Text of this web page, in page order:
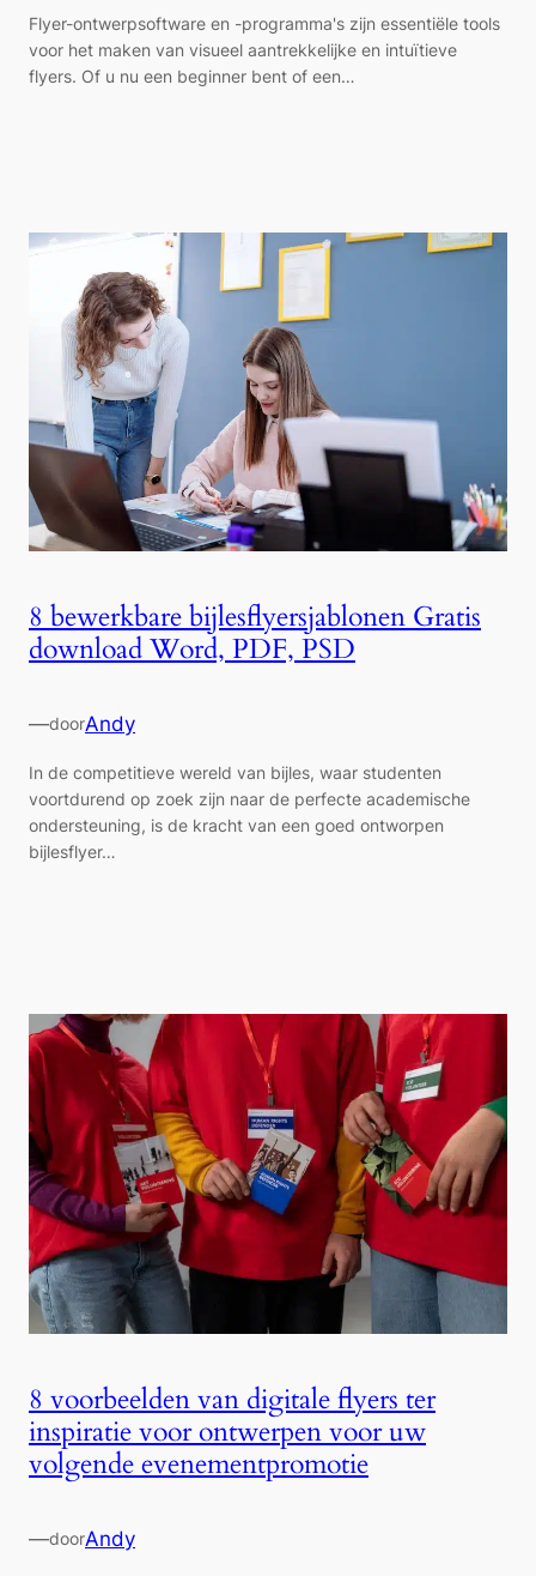
Flyer-ontwerpsoftware en -programma's zijn essentiële tools
voor het maken van visueel aantrekkelijke en intuïtieve
flyers. Of u nu een beginner bent of een…
8 bewerkbare bijlesflyersjablonen Gratis
download Word, PDF, PSD
—doorAndy
In de competitieve wereld van bijles, waar studenten
voortdurend op zoek zijn naar de perfecte academische
ondersteuning, is de kracht van een goed ontworpen
bijlesflyer…
8 voorbeelden van digitale flyers ter
inspiratie voor ontwerpen voor uw
volgende evenementpromotie
—doorAndy